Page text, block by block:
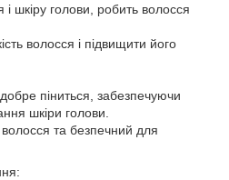
шкіру голови, робить волосся
волосся і підвищити його
піниться, забезпечуючи
шкіри голови.
волосся та безпечний для